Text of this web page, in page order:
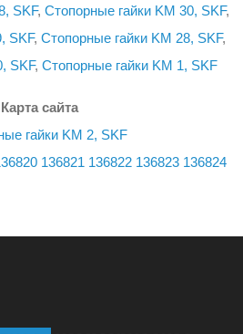
SKF, Стопорные гайки KM 30, SKF,
SKF, Стопорные гайки KM 28, SKF,
SKF, Стопорные гайки KM 1, SKF
Карта сайта
гайки KM 2, SKF
136821 136822 136823 136824